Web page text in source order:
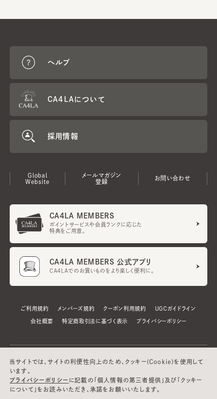
ヘルプ
CA4LAについて
採用情報
Global
Website
メールマガジン
登録
お問い合わせ
CA4LA MEMBERS
ポイントサービスや会員ランクに応じた
特典をご用意。
CA4LA MEMBERS 公式アプリ
CA4LAでのお買いものをより楽しく便利に。
ご利用規約 メンバーズ規約 クーポン利用規約 UGCガイドライン
会社概要 特定商取引法に基づく表示 プライバシーポリシー
当サイトでは、サイトの利便性向上のため、クッキー(Cookie)を使用して
います。
プライバシーポリシー に記載の「個人情報の第三者提供」及び「クッキー
について」をお読みいただき、承諾をお願いいたします。